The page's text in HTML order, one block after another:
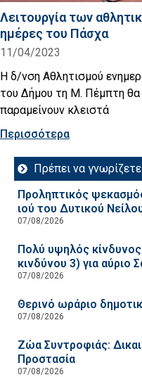
Λειτουργία των
ημέρες του Πάσχα
11/04/2023
Η δ/νση Αθλητισμού
του Δήμου τη Μ. Πέμπτη θα
παραμείνουν κλειστά
Περισσότερα
Πρέπει να γνωρίζετε
Προληπτικός
ιού του Δυτικού
07/08/2026
Πολύ υψηλός
κινδύνου 3) για αύριο
07/08/2026
Θερινό ωράριο
07/08/2026
Ζώα Συντροφιάς:
Προστασία
07/08/2026